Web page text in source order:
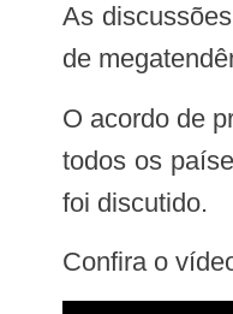
As discussões também vão abordar a nova estratégia da OMS para a saúde global 2025-2028, que discute o impacto na saúde
de
O acordo de prevenção, preparação e resposta à pandemias, que é liderado pelos estados membros da OMS e visa garantir que
todos os
foi discutido.
Confira o